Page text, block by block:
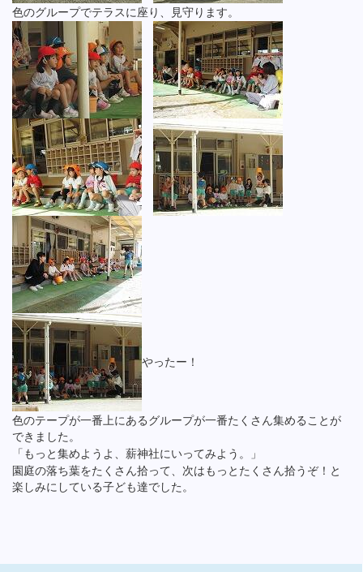
色のグループでテラスに座り、見守ります。
やったー！
色のテープが一番上にあるグループが一番たくさん集めることが
できました。
「もっと集めようよ、薪神社にいってみよう。」
園庭の落ち葉をたくさん拾って、次はもっとたくさん拾うぞ！と
楽しみにしている子ども達でした。